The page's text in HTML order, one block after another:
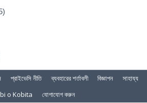
প্রাইভেসি নীতি ব্যবহারের শর্তাবলী বিজ্ঞাপন
সাহায্য
o Kobita
যোগাযোগ করুন